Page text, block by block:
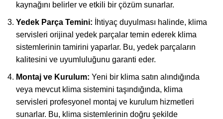
kaynağını belirler ve etkili bir çözüm sunarlar.
Yedek Parça Temini: İhtiyaç duyulması halinde, klima
servisleri orijinal yedek parçalar temin ederek klima
sistemlerinin tamirini yaparlar. Bu, yedek parçaların
kalitesini ve uyumluluğunu garanti eder.
Montaj ve Kurulum: Yeni bir klima satın alındığında
veya mevcut klima sistemini taşındığında, klima
servisleri profesyonel montaj ve kurulum hizmetleri
sunarlar. Bu, klima sistemlerinin doğru şekilde